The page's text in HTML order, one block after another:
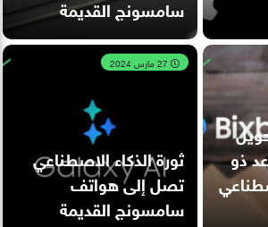
سامسونج القديمة
ذو
ثورة الذكاء الاصطناعي
تصل إلى هواتف
سامسونج القديمة